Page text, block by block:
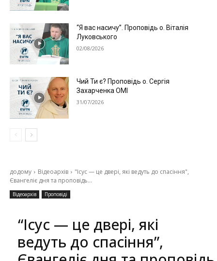
“Я вас насичу”. Проповідь о. Віталія
Луковського
02/08/2026
Чий Ти є? Проповідь о. Сергія
Захарченка ОМІ
31/07/2026